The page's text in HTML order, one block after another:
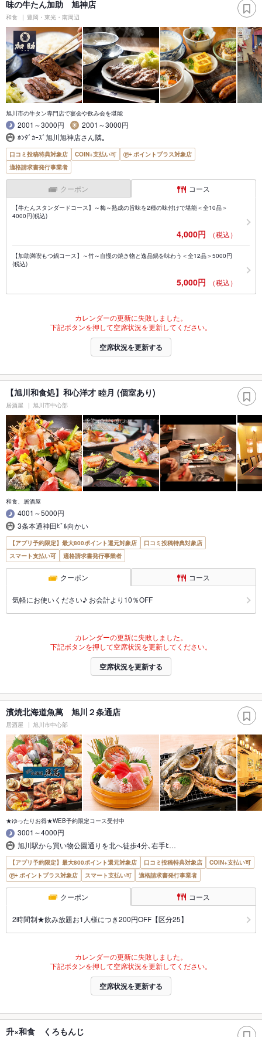
味の牛たん加助 旭神店
和食 豊岡・東光・南周辺
旭川市の牛タン専門店で宴会や飲み会を堪能
2001～3000円
2001～3000円
ﾎﾝﾀﾞｶｰｽﾞ旭川旭神店さん隣｡
口コミ投稿特典対象店 COIN+支払い可
ポイントプラス対象店
適格請求書発行事業者
クーポン コース
【牛たんスタンダードコース】～梅～熟成の旨味を2種の味付けで堪能＜全10品＞
4000円(税込)
4,000円 （税込）
【加助満喫もつ鍋コース】～竹～自慢の焼き物と逸品鍋を味わう＜全12品＞5000円
(税込)
5,000円 （税込）
カレンダーの更新に失敗しました。
下記ボタンを押して空席状況を更新してください。
空席状況を更新する
【旭川和食処】和心洋才 睦月 (個室あり)
居酒屋 旭川市中心部
和食、居酒屋
4001～5000円
3条本通神田ﾋﾞﾙ向かい
【アプリ予約限定】最大800ポイント還元対象店
口コミ投稿特典対象店
スマート支払い可
適格請求書発行事業者
クーポン コース
気軽にお使いください♪ お会計より10％OFF
カレンダーの更新に失敗しました。
下記ボタンを押して空席状況を更新してください。
空席状況を更新する
濱焼北海道魚萬 旭川２条通店
居酒屋 旭川市中心部
★ゆったりお得★WEB予約限定コース受付中
3001～4000円
旭川駅から買い物公園通りを北へ徒歩4分､右手ﾋ…
【アプリ予約限定】最大800ポイント還元対象店 口コミ投稿特典対象店
COIN+支払い可
ポイントプラス対象店
スマート支払い可 適格請求書発行事業者
クーポン コース
2時間制★飲み放題お1人様につき200円OFF【区分25】
カレンダーの更新に失敗しました。
下記ボタンを押して空席状況を更新してください。
空席状況を更新する
升×和食 くろもんじ